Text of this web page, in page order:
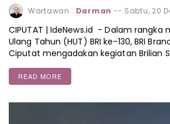
Wartawan : Darman -- Sabtu, 20
CIPUTAT | IdeNews.id - Dalam rangka
Ulang Tahun (HUT) BRI ke-130, BRI
Ciputat mengadakan kegiatan Brilian
READ MORE